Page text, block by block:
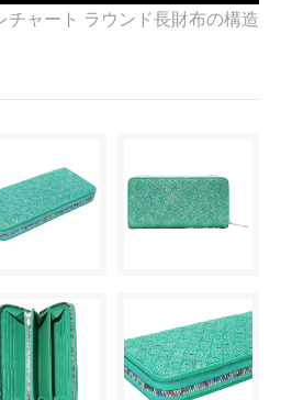
チャート ラウンド長財布の構造